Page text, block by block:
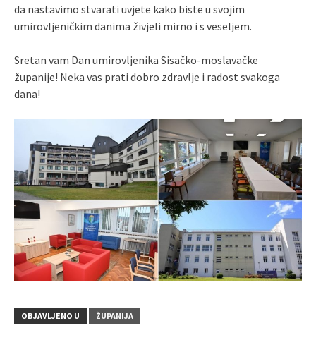
da nastavimo stvarati uvjete kako biste u svojim
umirovljeničkim danima živjeli mirno i s veseljem.
Sretan vam Dan umirovljenika Sisačko-moslavačke
županije! Neka vas prati dobro zdravlje i radost svakoga
dana!
OBJAVLJENO U ŽUPANIJA